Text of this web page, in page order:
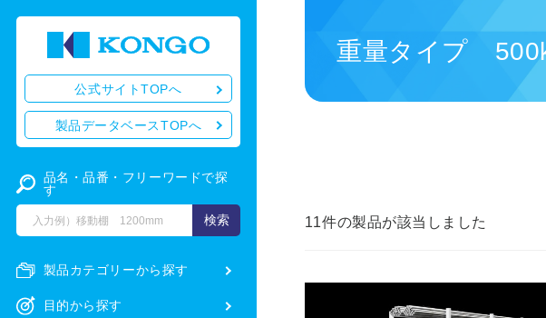
公式サイトTOPへ
製品データベースTOPへ
品名・品番・フリーワードで探
す
製品カテゴリーから探す
目的から探す
重量タイプ
11件の製品が該当しました